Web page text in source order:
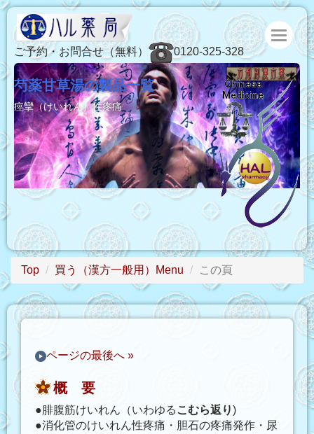
ご予約・お問合せ（無料） 0120-325-328
芍薬甘草湯の製品一覧
痙攣（けいれん）性疼痛
Top 買う（漢方一般用）Menu この頁
ページの最後へ »
概 要
●腓腹筋けいれん（いわゆる こむら返り)
●消化管のけいれん性疼痛・胆石の疼痛発作・尿